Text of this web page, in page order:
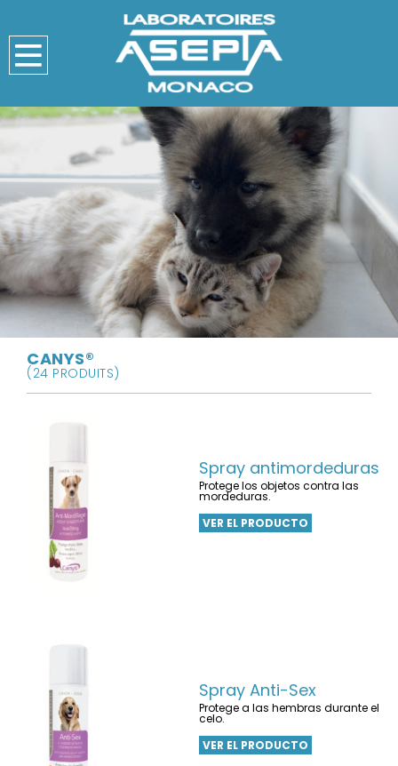
CANYS®
(24 PRODUITS)
Spray antimordeduras
Protege los objetos contra las
mordeduras.
VER EL PRODUCTO
Spray Anti-Sex
Protege a las hembras durante el
celo.
VER EL PRODUCTO